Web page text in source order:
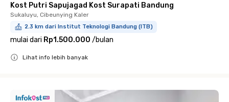
Kost Putri Sapujagad Kost Surapati Bandung
Sukaluyu, Cibeunying Kaler
2.3 km dari Institut Teknologi Bandung (ITB)
mulai dari Rp1.500.000 /bulan
Lihat info lebih banyak